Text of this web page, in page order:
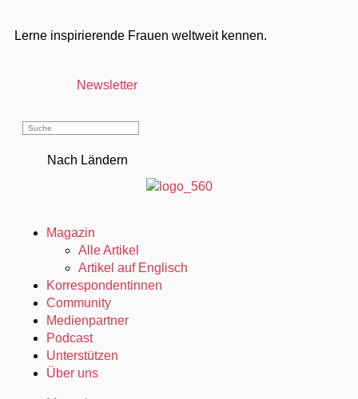
Lerne inspirierende Frauen weltweit kennen.
Newsletter
Nach Ländern
Magazin
Alle Artikel
Artikel auf Englisch
Korrespondentinnen
Community
Medienpartner
Podcast
Unterstützen
Über uns